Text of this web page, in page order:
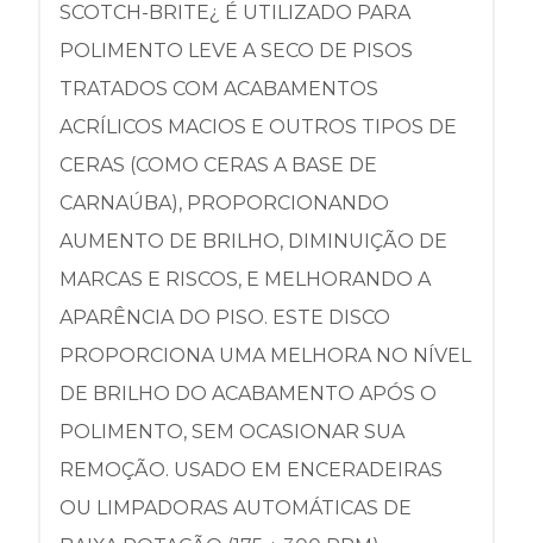
SCOTCH-BRITE¿ É UTILIZADO PARA
POLIMENTO LEVE A SECO DE PISOS
TRATADOS COM ACABAMENTOS
ACRÍLICOS MACIOS E OUTROS TIPOS DE
CERAS (COMO CERAS A BASE DE
CARNAÚBA), PROPORCIONANDO
AUMENTO DE BRILHO, DIMINUIÇÃO DE
MARCAS E RISCOS, E MELHORANDO A
APARÊNCIA DO PISO. ESTE DISCO
PROPORCIONA UMA MELHORA NO NÍVEL
DE BRILHO DO ACABAMENTO APÓS O
POLIMENTO, SEM OCASIONAR SUA
REMOÇÃO. USADO EM ENCERADEIRAS
OU LIMPADORAS AUTOMÁTICAS DE